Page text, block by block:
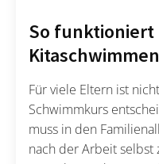
So funktioniert
Für viele Eltern ist
Schwimmkurs
muss in den
nach der Arbeit